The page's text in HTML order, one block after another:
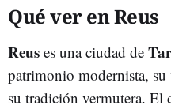
Qué ver en Reus
Reus es una ciudad de
patrimonio modernista,
su tradición vermutera. El